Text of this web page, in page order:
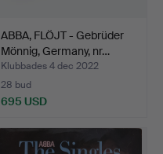
ABBA, FLÖJT - Gebrüder
Mönnig, Germany, nr…
Klubbades 4 dec 2022
28 bud
695 USD